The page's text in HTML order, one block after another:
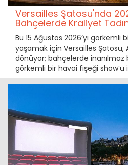
Versailles Şatosu'nda
Bahçelerde Kraliyet
Bu 15 Ağustos 2026’yı görkemli
yaşamak için Versailles Şatosu,
dönüyor; bahçelerde inanılmaz
görkemli bir havai fişeği show’u